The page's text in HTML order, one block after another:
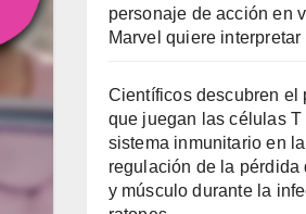
personaje de acción en
Marvel quiere interpretar
Científicos descubren el
que juegan las células T
sistema inmunitario en la
regulación de la pérdida
y músculo durante la